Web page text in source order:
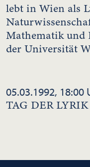
lebt in Wien als
Mathematik und
der Universität
05.03.1992, 18:00
TAG DER LYRIK